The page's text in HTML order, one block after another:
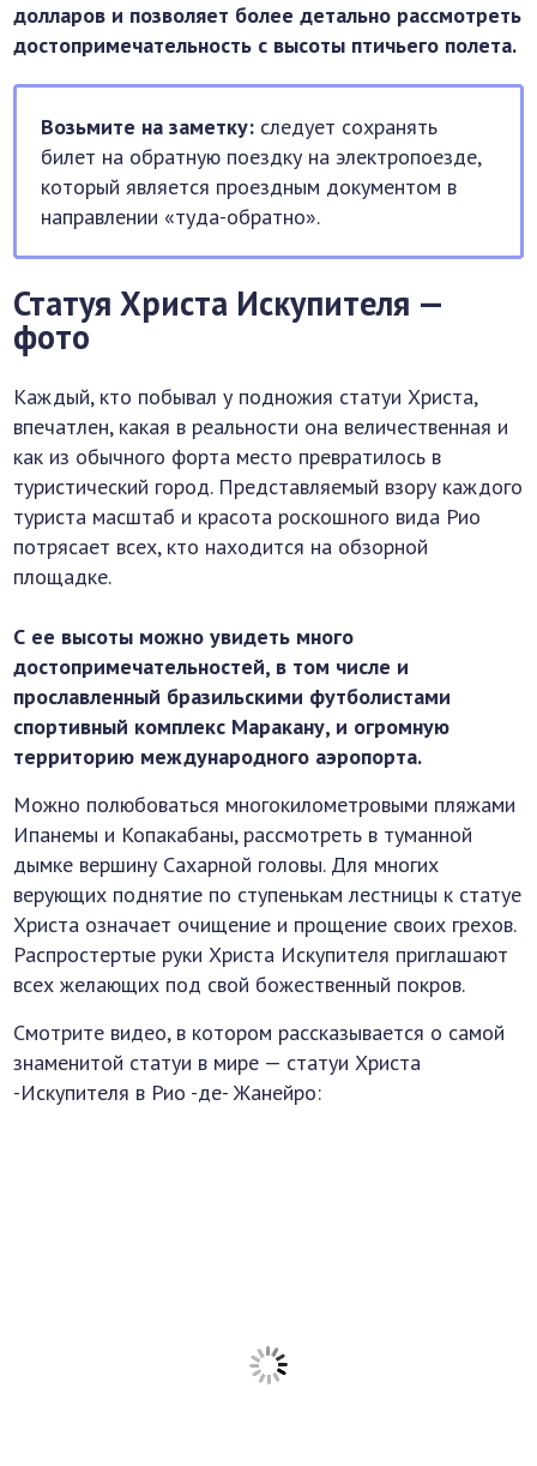
долларов и позволяет более детально рассмотреть
достопримечательность с высоты птичьего полета.
Возьмите на заметку: следует сохранять
билет на обратную поездку на электропоезде,
который является проездным документом в
направлении «туда-обратно».
Статуя Христа Искупителя —
фото
Каждый, кто побывал у подножия статуи Христа,
впечатлен, какая в реальности она величественная и
как из обычного форта место превратилось в
туристический город. Представляемый взору каждого
туриста масштаб и красота роскошного вида Рио
потрясает всех, кто находится на обзорной
площадке.
С ее высоты можно увидеть много
достопримечательностей, в том числе и
прославленный бразильскими футболистами
спортивный комплекс Маракану, и огромную
территорию международного аэропорта.
Можно полюбоваться многокилометровыми пляжами
Ипанемы и Копакабаны, рассмотреть в туманной
дымке вершину Сахарной головы. Для многих
верующих поднятие по ступенькам лестницы к статуе
Христа означает очищение и прощение своих грехов.
Распростертые руки Христа Искупителя приглашают
всех желающих под свой божественный покров.
Смотрите видео, в котором рассказывается о самой
знаменитой статуи в мире — статуи Христа
-Искупителя в Рио -де- Жанейро: